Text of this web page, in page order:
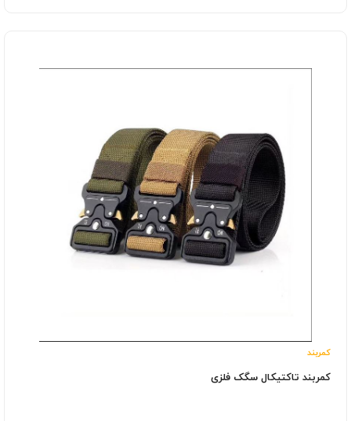
کمربند
کمربند تاکتیکال سگک فلزی